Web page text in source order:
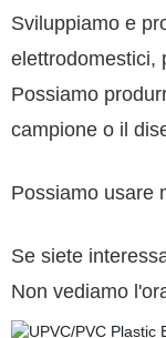
Sviluppiamo e
elettrodomestici,
Possiamo
campione o il
Possiamo usare
Se siete
Non vediamo